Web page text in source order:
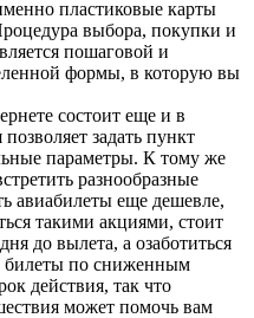
пластиковые карты
выбора, покупки и
пошаговой и
формы, в которую вы
состоит еще и в
задать пункт
параметры. К тому же
разнообразные
авиабилеты еще дешевле,
такими акциями, стоит
до вылета, а озаботиться
билеты по сниженным
действия, так что
может помочь вам